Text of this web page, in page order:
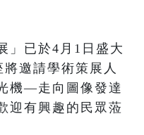
」已於4月1日盛大
邀請學術策展人
機—走向圖像發達
迎有興趣的民眾蒞